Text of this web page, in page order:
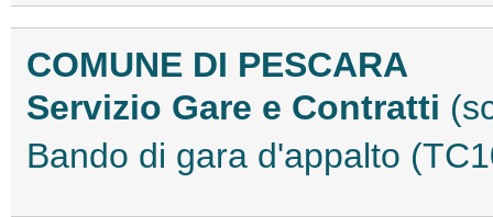
COMUNE DI PESCARA
Servizio Gare e Contratti
Bando di gara d'appalto